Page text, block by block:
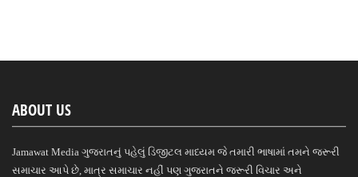
ABOUT US
Jamawat Media ગુજરાતનું પહેલું ડિજીટલ માધ્યમ જે તમારી ભાષામાં તમને જરૂરી
સમાચાર આપે છે, માત્ર સમાચાર નહીં પણ ગુજરાતને જરૂરી વિચાર અને